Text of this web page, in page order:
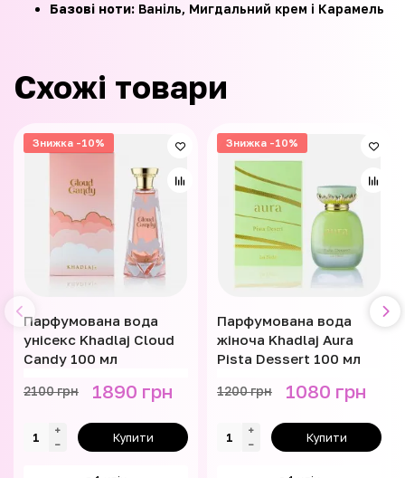
Базові ноти: Ваніль, Мигдальний крем і Карамель
Схожі товари
Знижка -10%
Парфумована вода
унісекс Khadlaj Cloud
Candy 100 мл
2100 грн 1890 грн
Купити
Знижка -10%
Парфумована вода
жіноча Khadlaj Aura
Pista Dessert 100 мл
1200 грн 1080 грн
Купити